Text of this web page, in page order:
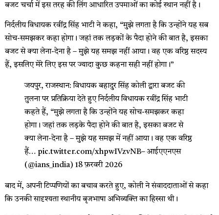
बजट चर्चा में इस तरह की लिंग आधारित उपमाओं का कोई स्थान नहीं है।
निर्दलीय विधायक रवींद्र सिंह भाटी ने कहा, “मुझे लगता है कि उन्होंने यह सब
सोच-समझकर कहा होगा। जहां तक ​​लड़कों के पैदा होने की बात है, इसका
बजट से क्या लेना-देना है – मुझे यह समझ नहीं आया। वह एक वरिष्ठ सदस्य
हैं, इसलिए मेरे लिए इस पर ज्यादा कुछ कहना सही नहीं होगा।”
जयपुर, राजस्थान: विधायक बहादुर सिंह कोली द्वारा बजट की
तुलना पर प्रतिक्रिया देते हुए निर्दलीय विधायक रवींद्र सिंह भाटी
कहते हैं, “मुझे लगता है कि उन्होंने यह सोच-समझकर कहा
होगा। जहां तक ​​लड़के पैदा होने की बात है, इसका बजट से
क्या लेना-देना है – मुझे यह समझ में नहीं आया। वह एक वरिष्ठ
हैं… pic.twitter.com/xhpwIVzvNB– आईएएनएस
(@ians_india) 18 फ़रवरी 2026
बाद में, अपनी टिप्पणियों का बचाव करते हुए, कोली ने संवाददाताओं से कहा
कि उनकी सादृश्यता स्थानीय बृजभाषा अभिव्यक्ति का हिस्सा थी।